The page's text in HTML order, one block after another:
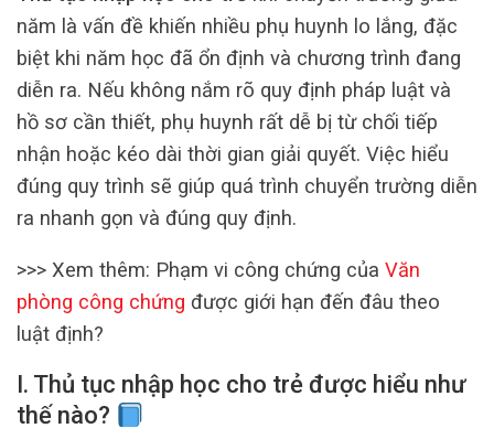
năm là vấn đề khiến nhiều phụ huynh lo lắng, đặc
biệt khi năm học đã ổn định và chương trình đang
diễn ra. Nếu không nắm rõ quy định pháp luật và
hồ sơ cần thiết, phụ huynh rất dễ bị từ chối tiếp
nhận hoặc kéo dài thời gian giải quyết. Việc hiểu
đúng quy trình sẽ giúp quá trình chuyển trường diễn
ra nhanh gọn và đúng quy định.
>>> Xem thêm: Phạm vi công chứng của Văn
phòng công chứng được giới hạn đến đâu theo
luật định?
I. Thủ tục nhập học cho trẻ được hiểu như
thế nào?